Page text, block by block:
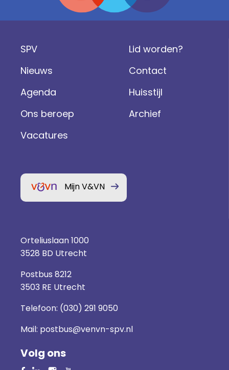
SPV
Nieuws
Agenda
Ons beroep
Vacatures
Lid worden?
Contact
Huisstijl
Archief
Mijn V&VN
Orteliuslaan 1000
3528 BD Utrecht
Postbus 8212
3503 RE Utrecht
Telefoon: (030) 291 9050
Mail: postbus@venvn-spv.nl
Volg ons